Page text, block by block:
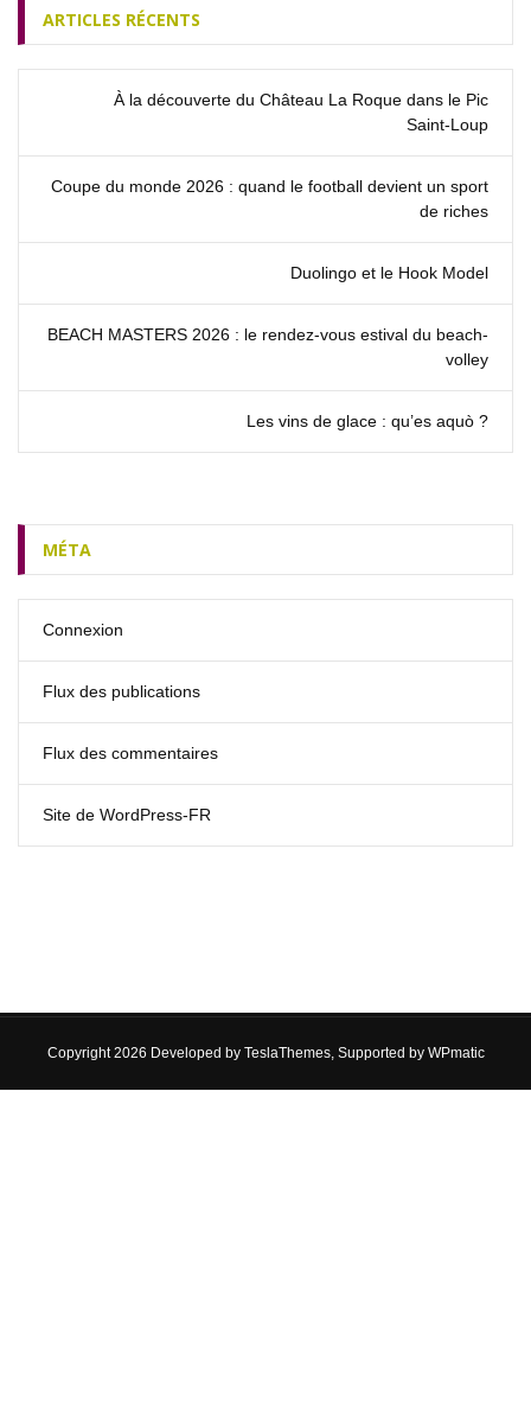
ARTICLES RÉCENTS
À la découverte du Château La Roque dans le Pic
Saint‑Loup
Coupe du monde 2026 : quand le football devient un sport
de riches
Duolingo et le Hook Model
BEACH MASTERS 2026 : le rendez‑vous estival du beach-
volley
Les vins de glace : qu’es aquò ?
MÉTA
Connexion
Flux des publications
Flux des commentaires
Site de WordPress-FR
Copyright 2026 Developed by TeslaThemes, Supported by WPmatic